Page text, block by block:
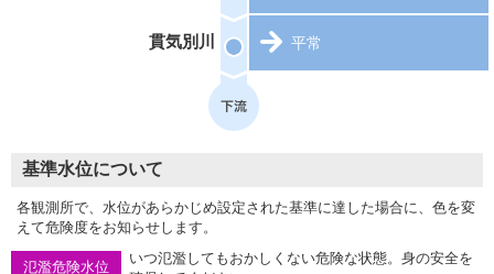
貫気別川 平常
基準水位について
各観測所で、水位があらかじめ設定された基準に達した場合に、色を変
えて危険度をお知らせします。
氾濫危険水位
いつ氾濫してもおかしくない危険な状態。身の安全を